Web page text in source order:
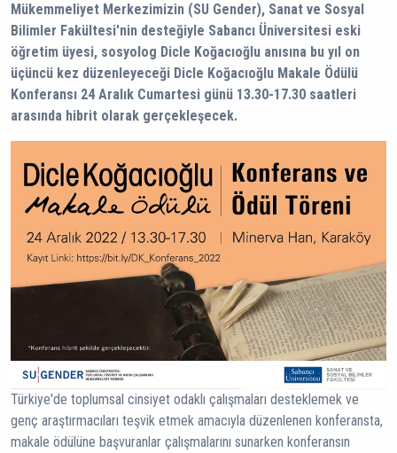
Mükemmeliyet Merkezimizin (SU Gender), Sanat ve Sosyal
Bilimler Fakültesi'nin desteğiyle Sabancı Üniversitesi eski
öğretim üyesi, sosyolog Dicle Koğacıoğlu anısına bu yıl on
üçüncü kez düzenleyeceği Dicle Koğacıoğlu Makale Ödülü
Konferansı 24 Aralık Cumartesi günü 13.30-17.30 saatleri
arasında hibrit olarak gerçekleşecek.
Türkiye'de toplumsal cinsiyet odaklı çalışmaları desteklemek ve
genç araştırmacıları teşvik etmek amacıyla düzenlenen konferansta,
makale ödülüne başvuranlar çalışmalarını sunarken konferansın